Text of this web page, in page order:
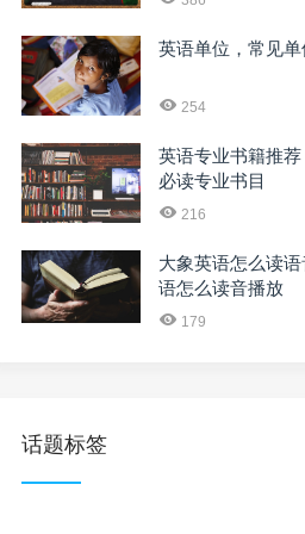
英语单位，常见
254
英语专业书籍推
必读专业书目
216
大象英语怎么读
语怎么读音播放
179
话题标签